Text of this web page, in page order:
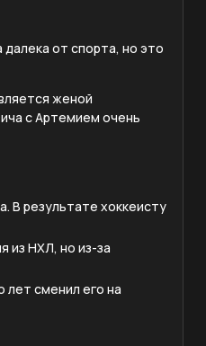
от спорта, но это
женой
с Артемием очень
В результате хоккеисту
из НХЛ, но из-за
лет сменил его на